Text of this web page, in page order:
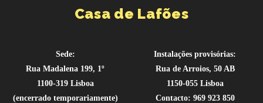
Casa de Lafões
Sede:
Rua Madalena 199, 1º
1100-319 Lisboa
(encerrado temporariamente)
Instalações provisórias:
Rua de Arroios, 50 AB
1150-055 Lisboa
Contacto: 969 923 850